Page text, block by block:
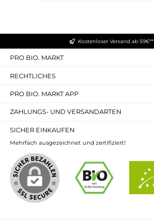
Kostenloser Versand ab 59€**
PRO BIO. MARKT
RECHTLICHES
PRO BIO. MARKT APP
ZAHLUNGS- UND VERSANDARTEN
SICHER EINKAUFEN
Mehrfach ausgezeichnet und zertifiziert!